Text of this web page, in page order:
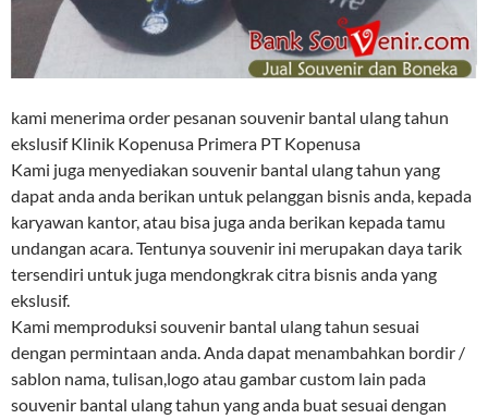
kami menerima order pesanan souvenir bantal ulang tahun
ekslusif Klinik Kopenusa Primera PT Kopenusa
Kami juga menyediakan souvenir bantal ulang tahun yang
dapat anda anda berikan untuk pelanggan bisnis anda, kepada
karyawan kantor, atau bisa juga anda berikan kepada tamu
undangan acara. Tentunya souvenir ini merupakan daya tarik
tersendiri untuk juga mendongkrak citra bisnis anda yang
ekslusif.
Kami memproduksi souvenir bantal ulang tahun sesuai
dengan permintaan anda. Anda dapat menambahkan bordir /
sablon nama, tulisan,logo atau gambar custom lain pada
souvenir bantal ulang tahun yang anda buat sesuai dengan